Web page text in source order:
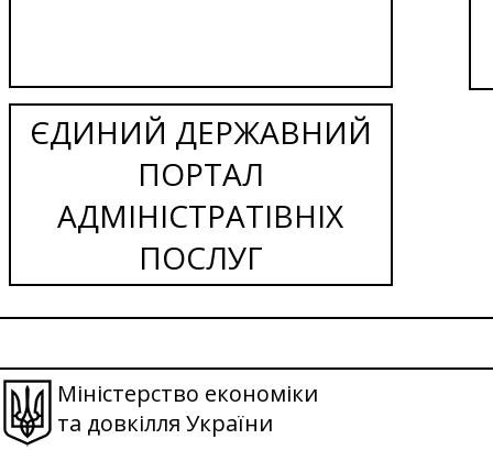
ЄДИНИЙ ДЕРЖАВНИЙ
ПОРТАЛ
АДМІНІСТРАТІВНІХ
ПОСЛУГ
Міністерство економіки
та довкілля України